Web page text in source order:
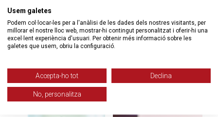
Natxo Parra Arnaiz
Advocat laboralista
Benjamín Lara Moya
Usem galetes
Podem col·locar-les per a l'anàlisi de les dades dels nostres visitants, per
millorar el nostre lloc web, mostrar-hi contingut personalitzat i oferir-hi una
excel·lent experiència d'usuari. Per obtenir més informació sobre les
galetes que usem, obriu la configuració.
Accepta-ho tot Declina
No, personalitza